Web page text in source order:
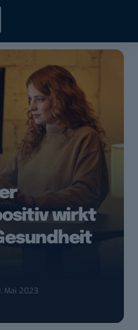
wirkt
Mai 2023